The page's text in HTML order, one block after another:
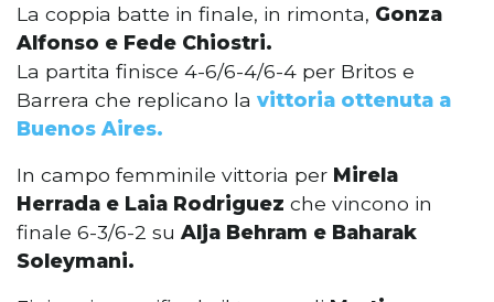
La coppia batte in finale, in rimonta, Gonza
Alfonso e Fede Chiostri.
La partita finisce 4-6/6-4/6-4 per Britos e
Barrera che replicano la vittoria ottenuta a
Buenos Aires.
In campo femminile vittoria per Mirela
Herrada e Laia Rodriguez che vincono in
finale 6-3/6-2 su Alja Behram e Baharak
Soleymani.